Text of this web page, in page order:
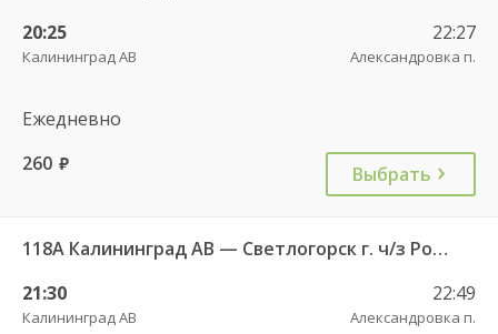
20:25
Калининград АВ
22:27
Александровка п.
Ежедневно
260 руб. Выбрать
118А Калининград АВ — Светлогорск г. ч/з Романово п.
21:30
Калининград АВ
22:49
Александровка п.